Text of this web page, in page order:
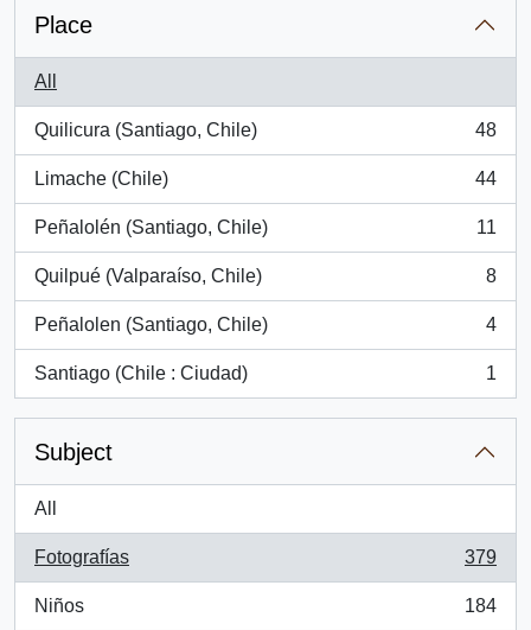
Place
All
Quilicura (Santiago, Chile)
, 48 results
48
Limache (Chile)
, 44 results
44
Peñalolén (Santiago, Chile)
, 11 results
11
Quilpué (Valparaíso, Chile)
, 8 results
8
Peñalolen (Santiago, Chile)
, 4 results
4
Santiago (Chile : Ciudad)
, 1 results
1
Subject
All
Fotografías
, 379 results
379
Niños
, 184 results
184